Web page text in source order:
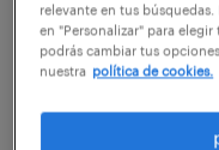
relevante en tus
en "Personalizar" para
podrás cambiar tus
nuestra política de cookies.